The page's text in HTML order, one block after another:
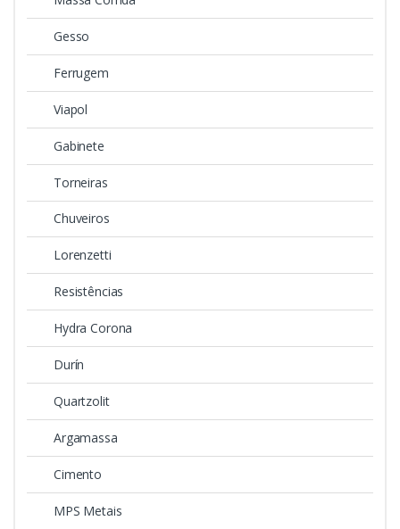
Gesso
Ferrugem
Viapol
Gabinete
Torneiras
Chuveiros
Lorenzetti
Resistências
Hydra Corona
Durín
Quartzolit
Argamassa
Cimento
MPS Metais